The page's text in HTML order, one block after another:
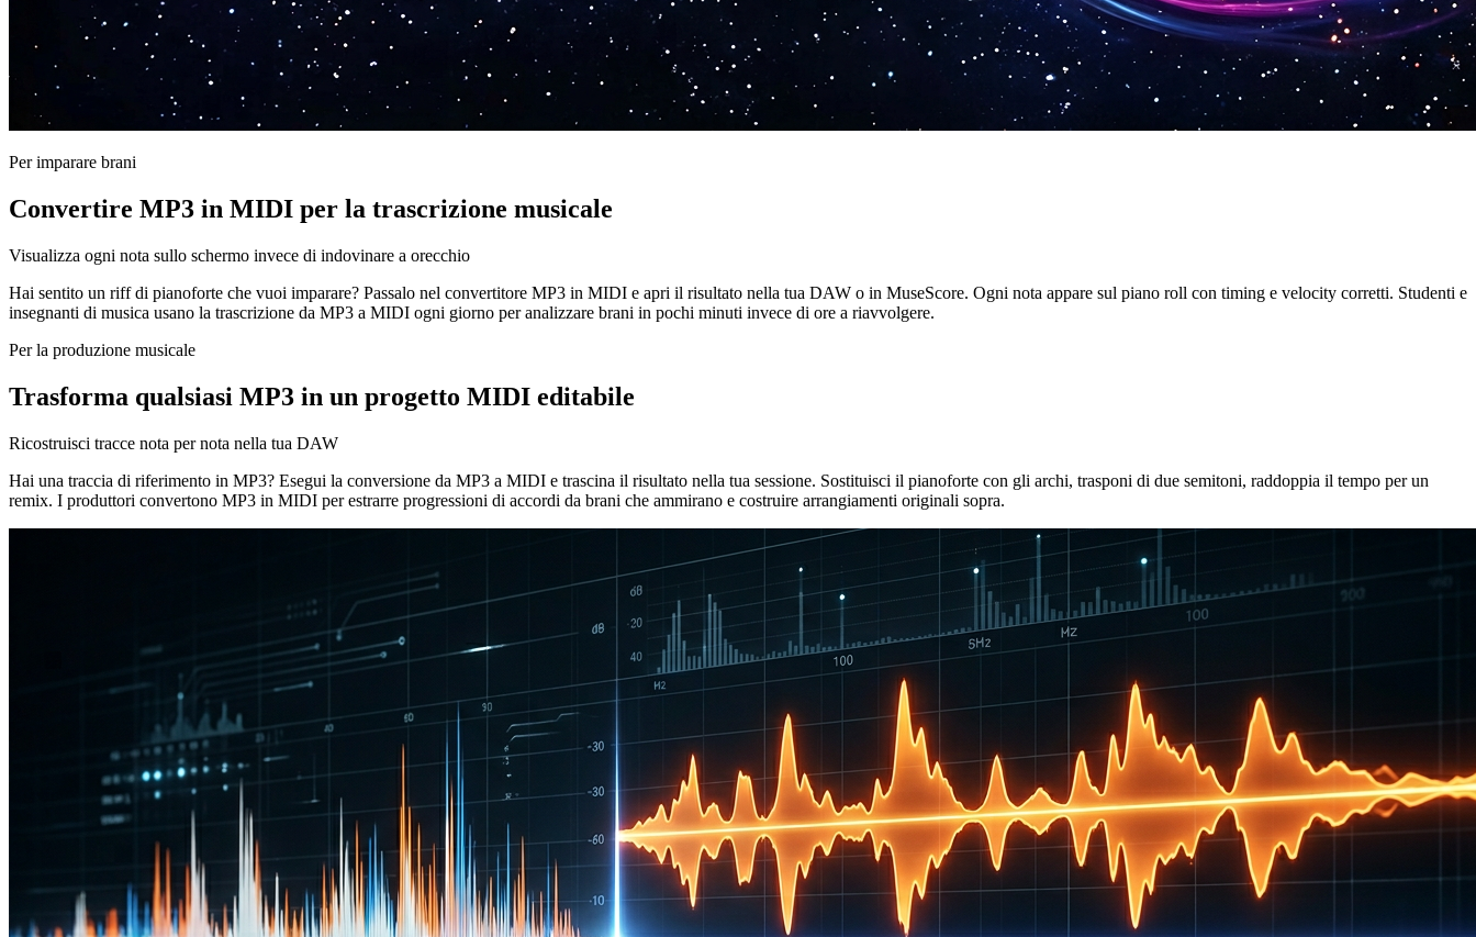
Per imparare brani
Convertire MP3 in MIDI per la trascrizione musicale
Visualizza ogni nota sullo schermo invece di indovinare a orecchio
Hai sentito un riff di pianoforte che vuoi imparare? Passalo nel convertitore MP3 in MIDI e apri il risultato nella tua DAW o in MuseScore. Ogni nota appare sul piano roll con timing e velocity corretti. Studenti e
insegnanti di musica usano la trascrizione da MP3 a MIDI ogni giorno per analizzare brani in pochi minuti invece di ore a riavvolgere.
Per la produzione musicale
Trasforma qualsiasi MP3 in un progetto MIDI editabile
Ricostruisci tracce nota per nota nella tua DAW
Hai una traccia di riferimento in MP3? Esegui la conversione da MP3 a MIDI e trascina il risultato nella tua sessione. Sostituisci il pianoforte con gli archi, trasponi di due semitoni, raddoppia il tempo per un
remix. I produttori convertono MP3 in MIDI per estrarre progressioni di accordi da brani che ammirano e costruire arrangiamenti originali sopra.